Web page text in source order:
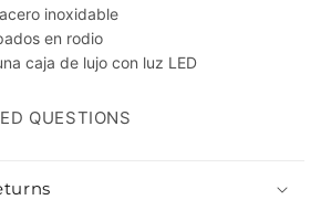
inoxidable
en rodio
caja de lujo con luz LED
QUESTIONS